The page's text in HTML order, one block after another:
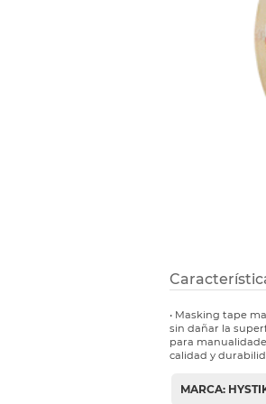
• Masking tape
sin dañar la
para
calidad y
MARCA: